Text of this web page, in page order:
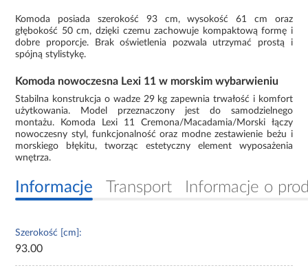
Komoda posiada szerokość 93 cm, wysokość 61 cm oraz
głębokość 50 cm, dzięki czemu zachowuje kompaktową formę i
dobre proporcje. Brak oświetlenia pozwala utrzymać prostą i
spójną stylistykę.
Komoda nowoczesna Lexi 11 w morskim wybarwieniu
Stabilna konstrukcja o wadze 29 kg zapewnia trwałość i komfort
użytkowania. Model przeznaczony jest do samodzielnego
montażu. Komoda Lexi 11 Cremona/Macadamia/Morski łączy
nowoczesny styl, funkcjonalność oraz modne zestawienie beżu i
morskiego błękitu, tworząc estetyczny element wyposażenia
wnętrza.
Informacje Transport Informacje o
Szerokość [cm]:
93.00